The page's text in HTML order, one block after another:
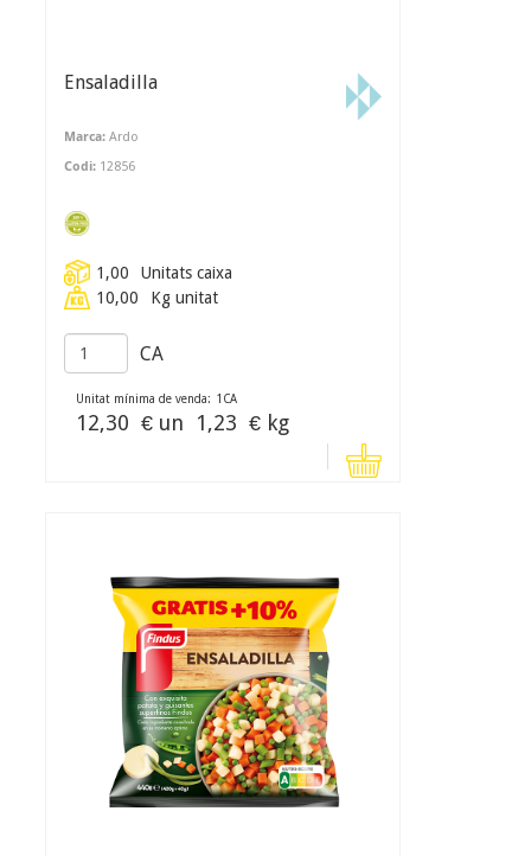
Ensaladilla
Marca: Ardo
Codi: 12856
1,00
Unitats caixa
10,00
Kg unitat
CA
Unitat mínima de venda: 1 CA
12,30 € un 1,23 € kg